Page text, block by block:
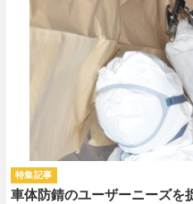
車体防錆のユーザーニーズ
特集記事